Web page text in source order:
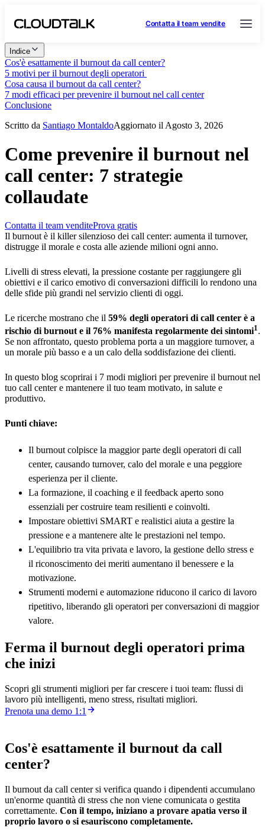
Contatta il team vendite
Indice
Cos'è esattamente il burnout da call center?
5 motivi per il burnout degli operatori
Cosa causa il burnout da call center?
7 modi efficaci per prevenire il burnout nel call center
Conclusione
Scritto da Santiago MontaldoAggiornato il Agosto 3, 2026
Come prevenire il burnout nel
call center: 7 strategie
collaudate
Contatta il team venditeProva gratis
Il burnout è il killer silenzioso dei call center: aumenta il turnover,
distrugge il morale e costa alle aziende milioni ogni anno.
Livelli di stress elevati, la pressione costante per raggiungere gli
obiettivi e il carico emotivo di conversazioni difficili lo rendono una
delle sfide più grandi nel servizio clienti di oggi.
Le ricerche mostrano che il 59% degli operatori di call center è a
rischio di burnout e il 76% manifesta regolarmente dei sintomi1 .
Se non affrontato, questo problema porta a un maggiore turnover, a
un morale più basso e a un calo della soddisfazione dei clienti.
In questo blog scoprirai i 7 modi migliori per prevenire il burnout nel
tuo call center e mantenere il tuo team motivato, in salute e
produttivo.
Punti chiave:
Il burnout colpisce la maggior parte degli operatori di call
center, causando turnover, calo del morale e una peggiore
esperienza per il cliente.
La formazione, il coaching e il feedback aperto sono
essenziali per costruire team resilienti e coinvolti.
Impostare obiettivi SMART e realistici aiuta a gestire la
pressione e a mantenere alte le prestazioni nel tempo.
L'equilibrio tra vita privata e lavoro, la gestione dello stress e
il riconoscimento dei meriti aumentano il benessere e la
motivazione.
Strumenti moderni e automazione riducono il carico di lavoro
ripetitivo, liberando gli operatori per conversazioni di maggior
valore.
Ferma il burnout degli operatori prima
che inizi
Scopri gli strumenti migliori per far crescere i tuoi team: flussi di
lavoro più intelligenti, meno stress, risultati migliori.
Prenota una demo 1:1
Cos'è esattamente il burnout da call
center?
Il burnout da call center si verifica quando i dipendenti accumulano
un'enorme quantità di stress che non viene comunicata o gestita
correttamente. Con il tempo, iniziano a provare apatia verso il
proprio lavoro o si esauriscono completamente.